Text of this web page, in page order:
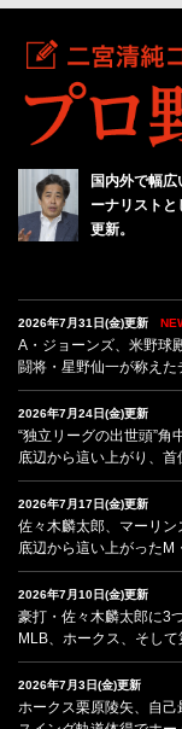
国内外で幅
ーナリスト
更新。
2026年7月31日(金)更新
A・ジョーンズ、米野球
闘将・星野仙一が称えた
2026年7月24日(金)更新
“独立リーグの出世頭”角
底辺から這い上がり、首
2026年7月17日(金)更新
佐々木麟太郎、マーリン
底辺から這い上がったM
2026年7月10日(金)更新
豪打・佐々木麟太郎に3
MLB、ホークス、そして
2026年7月3日(金)更新
ホークス栗原陵矢、自己